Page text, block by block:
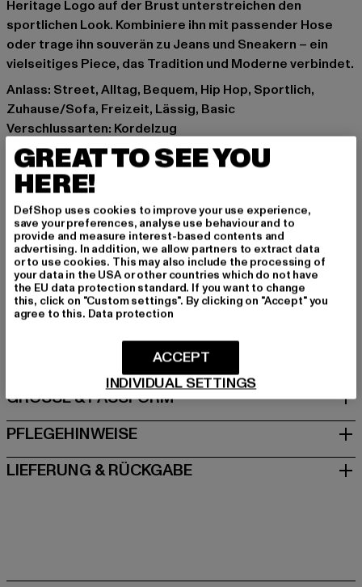
Heritage Logo auf der Brust unterstreichen den
sportlichen Look. Kombiniere ihn mit passender Hose
oder trage ihn souverän zu Jeans und Sneakern – ein
vielseitiges Piece, das Tradition und Moderne verbindet.
Anlass: Street, Alltag, Bequem, Hip Hop, Sportlich,
Zuhause/Sofa, Freizeit, Lässig, Basic
Verschlussarten: Kordelzug
Details: Brandlogo
Schnitt: Locker
Marke: Puma
Kat.: Lederhosen
Farbe: beige
Hersteller Farbe: pristine
Materialzusammensetzung: 100% Polyester
Art.Nr: 53569265-07030
Hersteller: PUMA Europe GmbH |
PUMA Way 1 | 91074 Herzogenaurach | DE
GRÖSSE & PASSFORM
PFLEGEHINWEISE
LIEFERUNG & RÜCKGABE
GREAT TO SEE YOU
HERE!
DefShop uses cookies to improve your use experience,
save your preferences, analyse use behaviour and to
provide and measure interest-based contents and
advertising. In addition, we allow partners to extract data
or to use cookies. This may also include the processing of
your data in the USA or other countries which do not have
the EU data protection standard. If you want to change
this, click on "Custom settings". By clicking on "Accept" you
agree to this. Data protection
INDIVIDUAL SETTINGS
ACCEPT